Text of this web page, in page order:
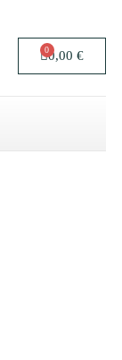
0,00 €